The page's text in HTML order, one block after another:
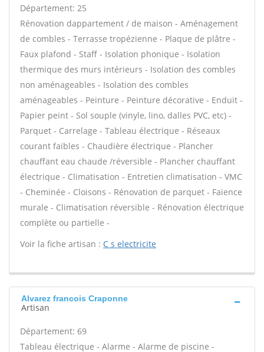
Département: 25
Rénovation dappartement / de maison - Aménagement
de combles - Terrasse tropézienne - Plaque de plâtre -
Faux plafond - Staff - Isolation phonique - Isolation
thermique des murs intérieurs - Isolation des combles
non aménageables - Isolation des combles
aménageables - Peinture - Peinture décorative - Enduit -
Papier peint - Sol souple (vinyle, lino, dalles PVC, etc) -
Parquet - Carrelage - Tableau électrique - Réseaux
courant faibles - Chaudière électrique - Plancher
chauffant eau chaude /réversible - Plancher chauffant
électrique - Climatisation - Entretien climatisation - VMC
- Cheminée - Cloisons - Rénovation de parquet - Faïence
murale - Climatisation réversible - Rénovation électrique
complète ou partielle -
Voir la fiche artisan : C s electricite
Alvarez francois Craponne
Artisan
Département: 69
Tableau électrique - Alarme - Alarme de piscine -